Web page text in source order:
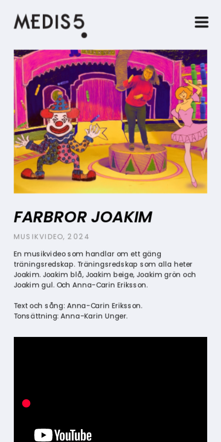
FARBROR JOAKIM
MUSIKVIDEO, 2024
En musikvideo som handlar om ett gäng
träningsredskap. Träningsredskap som alla heter
Joakim. Joakim blå, Joakim beige, Joakim grön och
Joakim gul. Och Anna-Carin Eriksson.
Text och sång: Anna-Carin Eriksson.
Tonsättning: Anna-Karin Unger.